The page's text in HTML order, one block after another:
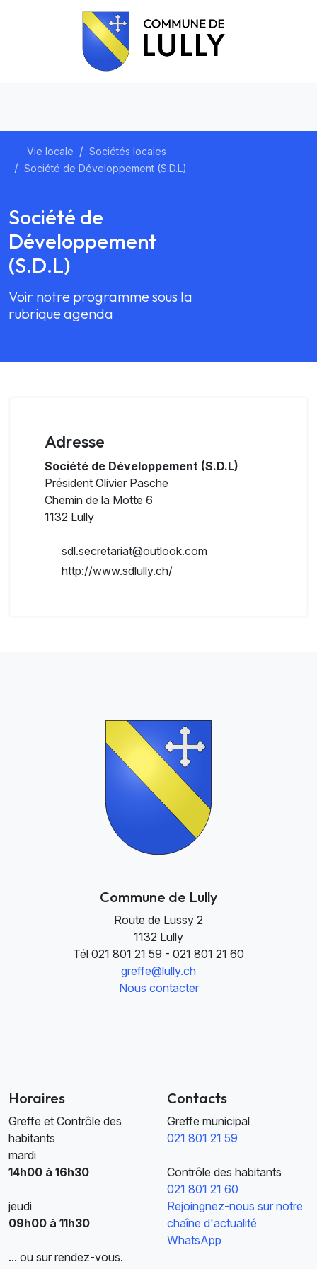
Vie locale
Sociétés locales
Société de Développement (S.D.L)
Société de
Développement
(S.D.L)
Voir notre programme sous la
rubrique agenda
Adresse
Société de Développement (S.D.L)
Président Olivier Pasche
Chemin de la Motte 6
1132 Lully
sdl.secretariat@outlook.com
http://www.sdlully.ch/
Commune de Lully
Route de Lussy 2
1132 Lully
Tél 021 801 21 59 - 021 801 21 60
greffe@lully.ch
Nous contacter
Horaires
Greffe et Contrôle des
habitants
mardi
14h00 à 16h30
jeudi
09h00 à 11h30
... ou sur rendez-vous.
Contacts
Greffe municipal
021 801 21 59
Contrôle des habitants
021 801 21 60
Rejoingnez-nous sur notre
chaîne d'actualité
WhatsApp